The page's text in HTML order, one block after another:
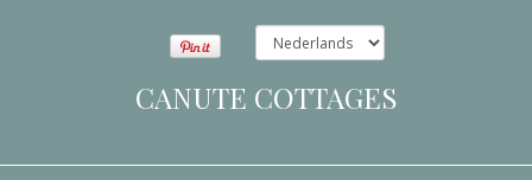
CANUTE COTTAGES